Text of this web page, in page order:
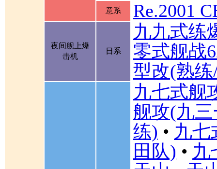
意系
Re.2001
夜间舰上爆
击机
日系
九九式练
零式舰战
型改(熟
九七式舰
舰攻(九
练) • 九七
田队) • 九